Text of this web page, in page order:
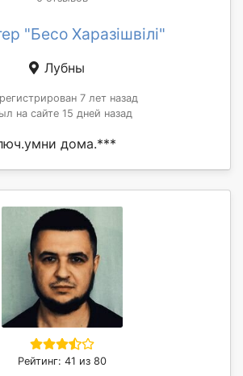
"Бесо Харазішвілі"
Лубны
7 лет назад
на сайте 15 дней назад
дома.***
Рейтинг: 41 из 80